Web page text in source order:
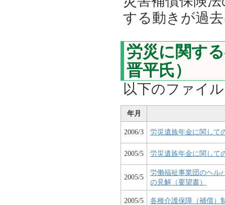
する動きが過
労災に関す
晋平氏）
以下のファイ
年月
2006/3 労災遺族年金に関して
2005/5 労災遺族年金に関して
2005/5
労働福祉事業団のヘル
の見解（要望書）
2005/5 各種介護保障（補償）